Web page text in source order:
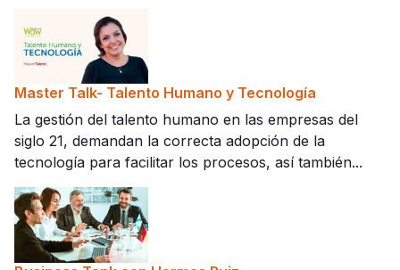
Master Talk- Talento Humano y Tecnología
La gestión del talento humano en las empresas del
siglo 21, demandan la correcta adopción de la
tecnología para facilitar los procesos, así también...